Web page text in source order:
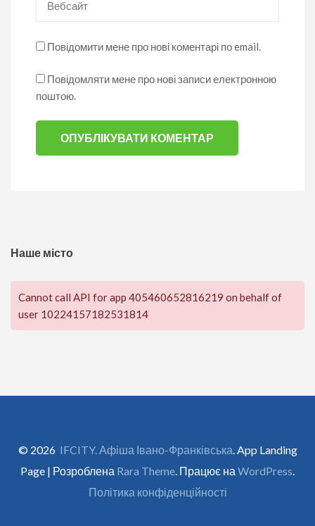
Повідомити мене про нові коментарі по email.
Повідомляти мене про нові записи електронною
поштою.
Наше місто
Cannot call API for app 405460652816219 on behalf of
user 10224157182531814
© 2026 IFCITY. Афіша Івано-Франківська . App Landing
Page | Розроблена Rara Theme . Працює на WordPress
Політика конфіденційності